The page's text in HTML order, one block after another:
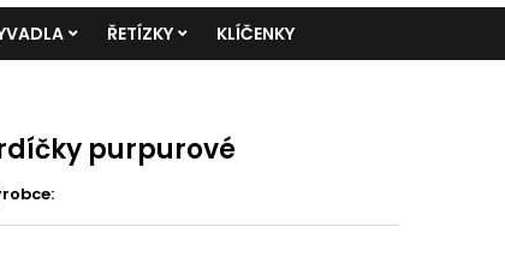
ŘETÍZKY KLÍČENKY
purpurové